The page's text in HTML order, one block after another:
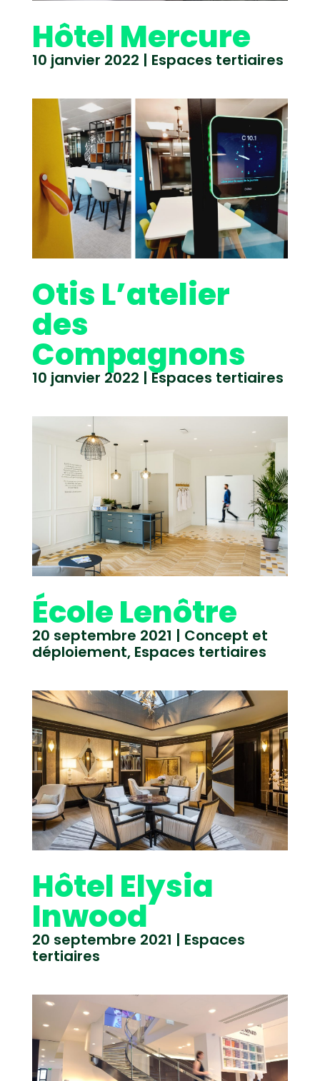
Hôtel Mercure
10 janvier 2022 | Espaces tertiaires
Otis L’atelier
des
Compagnons
10 janvier 2022 |Espaces tertiaires
École Lenôtre
20 septembre 2021 | Concept et
déploiement, Espaces tertiaires
Hôtel Elysia
Inwood
20 septembre 2021 | Espaces
tertiaires